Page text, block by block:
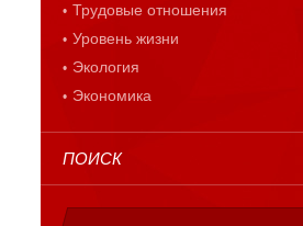
Трудовые отношения
Уровень жизни
Экология
Экономика
ПОИСК